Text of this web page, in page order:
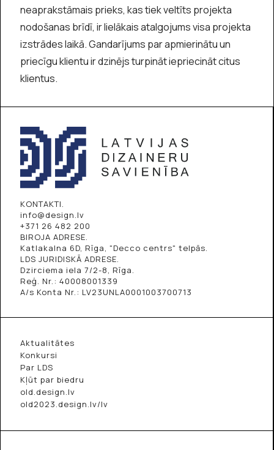
neaprakstāmais prieks, kas tiek veltīts projekta
nodošanas brīdī, ir lielākais atalgojums visa projekta
izstrādes laikā. Gandarījums par apmierinātu un
priecīgu klientu ir dzinējs turpināt iepriecināt citus
klientus.
KONTAKTI.
info@design.lv
+371 26 482 200
BIROJA ADRESE.
Katlakalna 6D, Rīga, "Decco centrs" telpās.
LDS JURIDISKĀ ADRESE.
Dzirciema iela 7/2-8, Rīga.
Reģ. Nr.: 40008001339
A/s Konta Nr.: LV23UNLA0001003700713
Aktualitātes
Konkursi
Par LDS
Kļūt par biedru
old.design.lv
old2023.design.lv/lv